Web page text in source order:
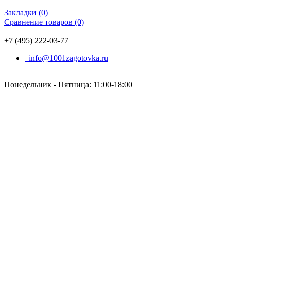
Закладки (0)
Сравнение товаров (0)
+7 (495) 222-03-77
info@1001zagotovka.ru
Понедельник - Пятница: 11:00-18:00